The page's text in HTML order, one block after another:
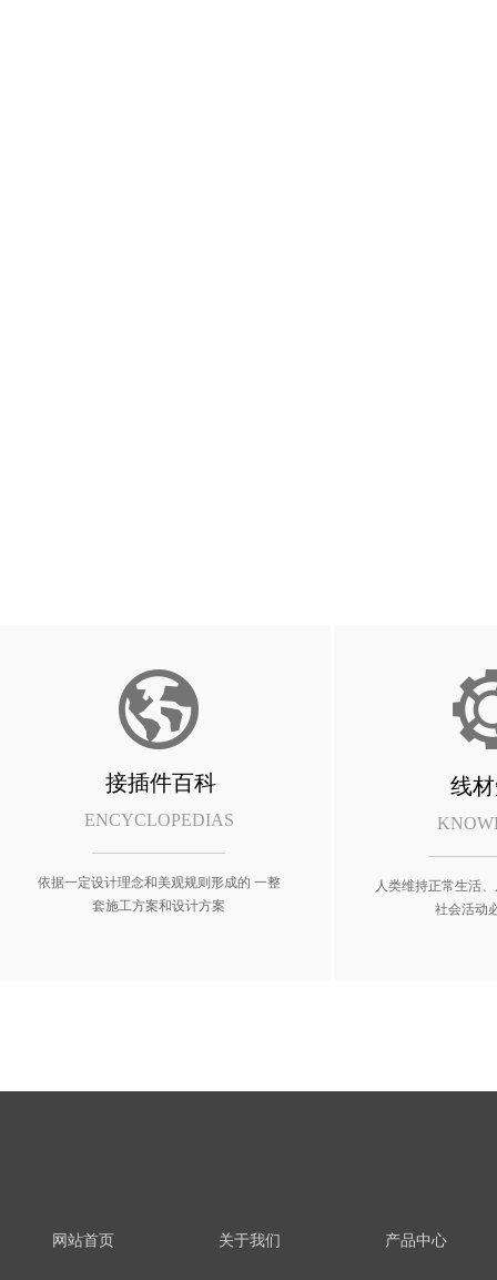
ENCYCLOPEDIAS
人类维持正常生活
社会活动
线
依据一定设计理念和美观规则形成的 一整
套施工方案和设计方案
接插件百科
网站首页 关于我们 产品中心